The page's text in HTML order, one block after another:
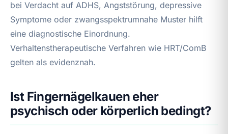
bei Verdacht auf ADHS, Angststörung, depressive
Symptome oder zwangsspektrumnahe Muster hilft
eine diagnostische Einordnung.
Verhaltenstherapeutische Verfahren wie HRT/ComB
gelten als evidenznah.
Ist Fingernägelkauen eher
psychisch oder körperlich bedingt?